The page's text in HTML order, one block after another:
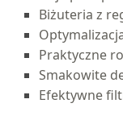
Biżuteria z
Praktyczne
Smakowite
Efektywne